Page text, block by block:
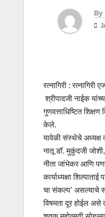
By
रत्नागिरी :
श्रीपादजी नाईक
गुणवत्ताधिष्टित
केले.
यावेळी संस्थेचे अध्यक्ष
नातू डॉ. मुकुंदजी
नीता जांभेकर आणि
कार्याध्यक्षा
चा संकल्प’ असल्याचे
विषमता दूर होईल असे